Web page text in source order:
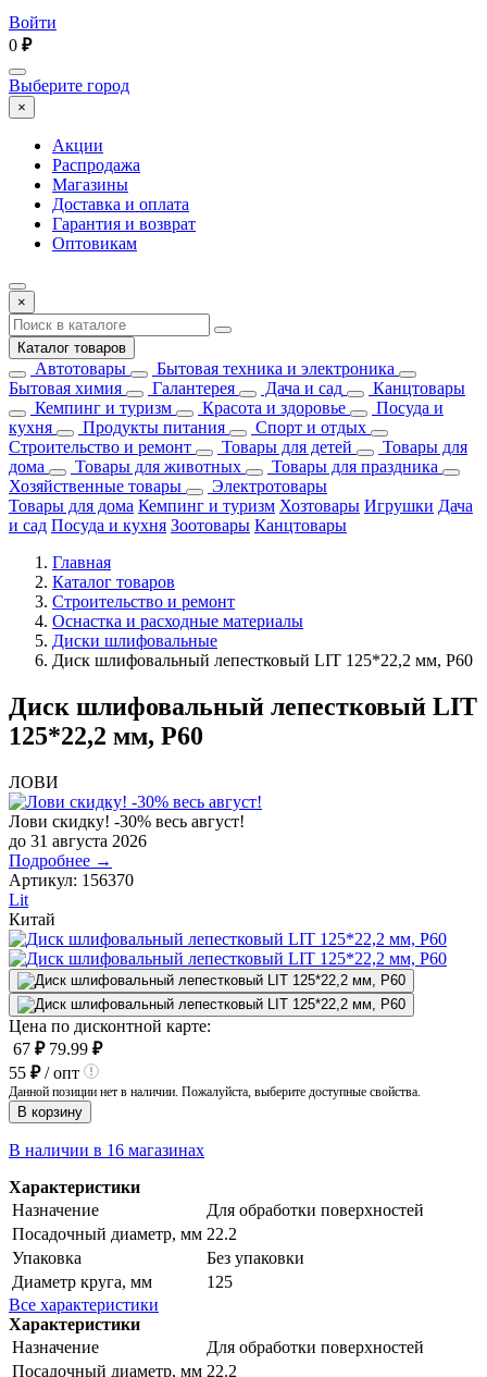
Войти
0 ₽
Выберите город
×
Акции
Распродажа
Магазины
Доставка и оплата
Гарантия и возврат
Оптовикам
×
Каталог товаров
Автотовары
Бытовая техника и электроника
Бытовая химия
Галантерея Дача и сад
Канцтовары
Кемпинг и туризм
Красота и здоровье
Посуда и
кухня
Продукты питания
Спорт и отдых
Строительство и ремонт
Товары для детей
Товары для
дома
Товары для животных
Товары для праздника
Хозяйственные товары
Электротовары
Товары для дома Кемпинг и туризм Хозтовары Игрушки Дача
и сад Посуда и кухня Зоотовары Канцтовары
Главная
Каталог товаров
Строительство и ремонт
Оснастка и расходные материалы
Диски шлифовальные
Диск шлифовальный лепестковый LIT 125*22,2 мм, P60
Диск шлифовальный лепестковый LIT
125*22,2 мм, P60
ЛОВИ
Лови скидку! -30% весь август!
до 31 августа 2026
Подробнее →
Артикул: 156370
Lit
Китай
Цена по дисконтной карте:
67 ₽ 79.99 ₽
55 ₽/ опт
Данной позиции нет в наличии. Пожалуйста, выберите доступные свойства.
В корзину
В наличии в 16 магазинах
Характеристики
Назначение
Для обработки поверхностей
Посадочный диаметр, мм 22.2
Упаковка
Без упаковки
Диаметр круга, мм
125
Все характеристики
Характеристики
Назначение
Для обработки поверхностей
Посадочный диаметр, мм 22.2